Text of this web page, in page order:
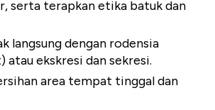
serta terapkan etika batuk dan
langsung dengan rodensia
ekskresi dan sekresi.
area tempat tinggal dan